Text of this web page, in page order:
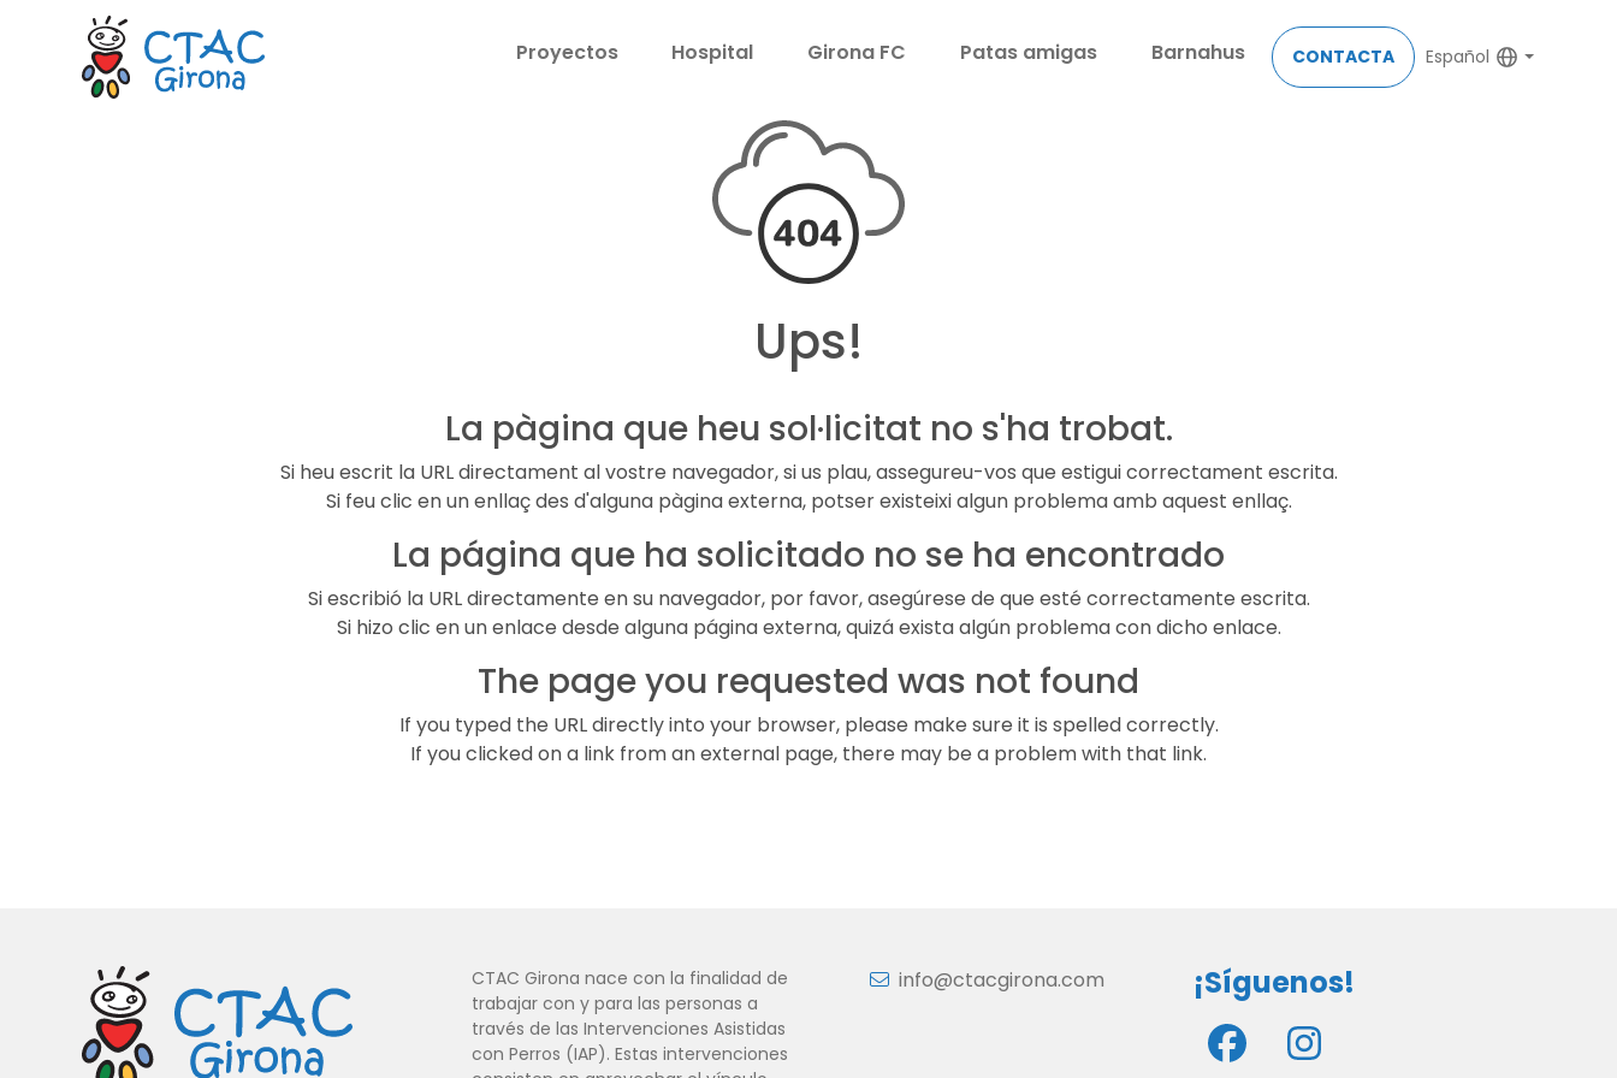
Proyectos Hospital Girona FC Patas amigas Barnahus CONTACTA Español
Ups!
La pàgina que heu sol·licitat no s'ha trobat.
Si heu escrit la URL directament al vostre navegador, si us plau, assegureu-vos que estigui correctament escrita.
Si feu clic en un enllaç des d'alguna pàgina externa, potser existeixi algun problema amb aquest enllaç.
La página que ha solicitado no se ha encontrado
Si escribió la URL directamente en su navegador, por favor, asegúrese de que esté correctamente escrita.
Si hizo clic en un enlace desde alguna página externa, quizá exista algún problema con dicho enlace.
The page you requested was not found
If you typed the URL directly into your browser, please make sure it is spelled correctly.
If you clicked on a link from an external page, there may be a problem with that link.
CTAC Girona nace con la finalidad de
trabajar con y para las personas a
través de las Intervenciones Asistidas
con Perros (IAP). Estas intervenciones
info@ctacgirona.com ¡Síguenos!